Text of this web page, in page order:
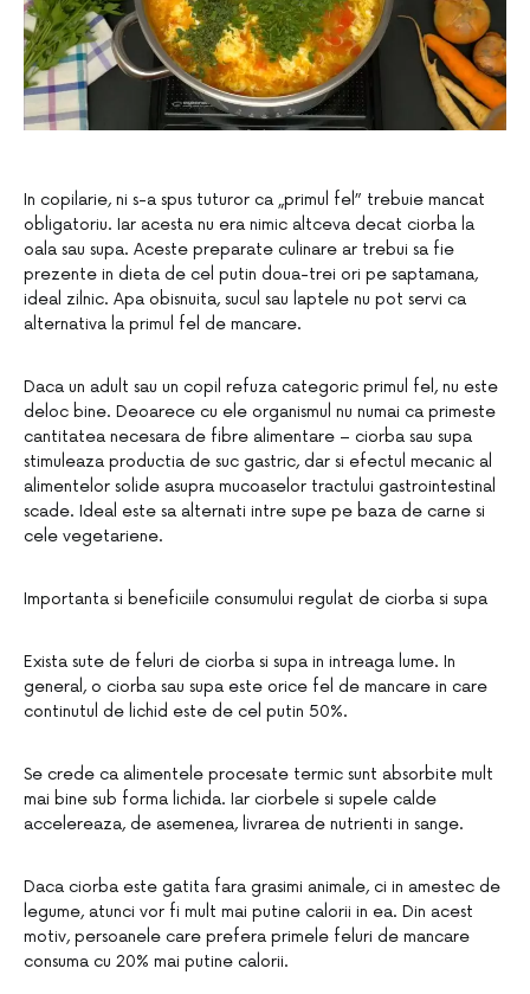
In copilarie, ni s-a spus tuturor ca „primul fel” trebuie mancat
obligatoriu. Iar acesta nu era nimic altceva decat ciorba la
oala sau supa. Aceste preparate culinare ar trebui sa fie
prezente in dieta de cel putin doua-trei ori pe saptamana,
ideal zilnic. Apa obisnuita, sucul sau laptele nu pot servi ca
alternativa la primul fel de mancare.
Daca un adult sau un copil refuza categoric primul fel, nu este
deloc bine. Deoarece cu ele organismul nu numai ca primeste
cantitatea necesara de fibre alimentare – ciorba sau supa
stimuleaza productia de suc gastric, dar si efectul mecanic al
alimentelor solide asupra mucoaselor tractului gastrointestinal
scade. Ideal este sa alternati intre supe pe baza de carne si
cele vegetariene.
Importanta si beneficiile consumului regulat de ciorba si supa
Exista sute de feluri de ciorba si supa in intreaga lume. In
general, o ciorba sau supa este orice fel de mancare in care
continutul de lichid este de cel putin 50%.
Se crede ca alimentele procesate termic sunt absorbite mult
mai bine sub forma lichida. Iar ciorbele si supele calde
accelereaza, de asemenea, livrarea de nutrienti in sange.
Daca ciorba este gatita fara grasimi animale, ci in amestec de
legume, atunci vor fi mult mai putine calorii in ea. Din acest
motiv, persoanele care prefera primele feluri de mancare
consuma cu 20% mai putine calorii.